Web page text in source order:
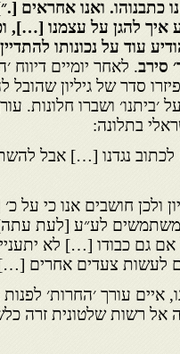
כתבנוהו. ואנו אחראים
איך להגן על עצמנו […],
עוד על נכונותו
סירב. לאחר יומיים דיווח
סדר של גיליון
׳ביתנו׳ ושברו חלונות.
בתלונה:
נגדנו […] אבל
ולכן חושבים אנו כי על
משתמשים לע״ע [לעת
גם כבודו […] לא
לעשות צעדים אחרים
איים עורך ׳החרות׳
אל רשות שלטונית זרה